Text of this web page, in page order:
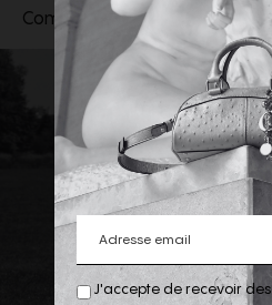
Composition interne : 92%
J'accepte de recevoir